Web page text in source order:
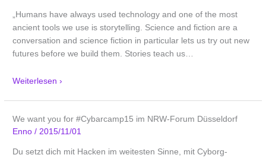
„Humans have always used technology and one of the most
ancient tools we use is storytelling. Science and fiction are a
conversation and science fiction in particular lets us try out new
futures before we build them. Stories teach us…
Weiterlesen ›
We want you for #Cybarcamp15 im NRW-Forum Düsseldorf
Enno/2015/11/01
Du setzt dich mit Hacken im weitesten Sinne, mit Cyborg-